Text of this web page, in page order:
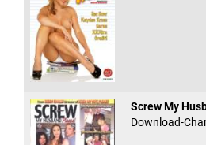
Screw My
Download-